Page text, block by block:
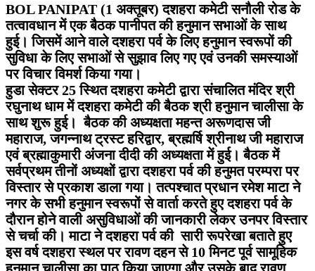
BOL PANIPAT (1 अक्तूबर) दशहरा कमेटी सनौली रोड के
तत्वावधान में एक बैठक पानीपत की हनुमान सभाओं के साथ
हुई। जिसमें आने वाले दशहरा पर्व के लिए हनुमान स्वरूपों की
सुविधा के लिए सभाओं से सुझाव लिए गए एवं उनकी समस्याओं
पर विचार विमर्श किया गया।
हुडा सेक्टर 25 स्थित दशहरा कमेटी द्वारा संचालित मंदिर श्री
रघुनाथ धाम में दशहरा कमेटी की बैठक श्री हनुमान चालीसा के
साथ शुरू हुई। बैठक की अध्यक्षता महन्त अरूणदास जी
महाराज, जगन्नाथ ट्रस्ट हरिद्वार, ब्रह्मर्षि श्रीनाथ जी महाराज
एवं ब्रह्माकुमारी अंजना दीदी की अध्यक्षता में हुई। बैठक में
सर्वप्रथम तीनों अध्यक्षों द्वारा दशहरा पर्व की हनुमत परम्परा पर
विस्तार से प्रकाश डाला गया। तत्पश्चात प्रधान रमेश माटा ने
नगर के सभी हनुमान स्वरूपों से वार्ता करते हुए दशहरा पर्व के
दौरान होने वाली असुविधाओं की जानकारी लेकर उनपर विस्तार
से चर्चा की। माटा ने दशहरा पर्व की सारी रूपरेखा बताते हुए
इस वर्ष दशहरा स्थल पर रावण दहन से 10 मिनट पूर्व सामूहिक